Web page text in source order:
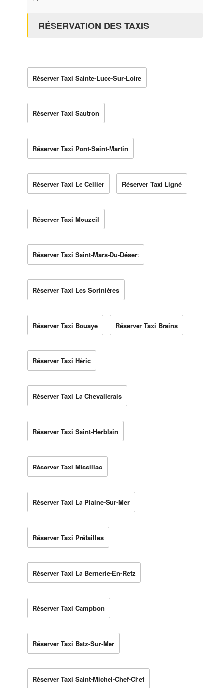
RÉSERVATION DES TAXIS
Réserver Taxi Sainte-Luce-Sur-Loire
Réserver Taxi Sautron
Réserver Taxi Pont-Saint-Martin
Réserver Taxi Le Cellier Réserver Taxi Ligné
Réserver Taxi Mouzeil
Réserver Taxi Saint-Mars-Du-Désert
Réserver Taxi Les Sorinières
Réserver Taxi Bouaye Réserver Taxi Brains
Réserver Taxi Héric
Réserver Taxi La Chevallerais
Réserver Taxi Saint-Herblain
Réserver Taxi Missillac
Réserver Taxi La Plaine-Sur-Mer
Réserver Taxi Préfailles
Réserver Taxi La Bernerie-En-Retz
Réserver Taxi Campbon
Réserver Taxi Batz-Sur-Mer
Réserver Taxi Saint-Michel-Chef-Chef